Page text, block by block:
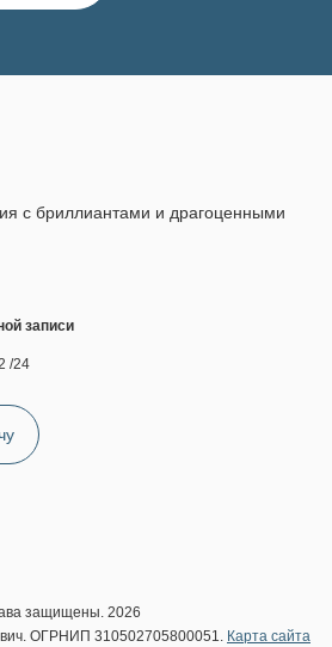
с бриллиантами и драгоценными
записи
/24
защищены. 2026
ОГРНИП 310502705800051. Карта сайта